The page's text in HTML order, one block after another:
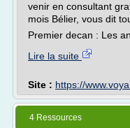
venir en consultant
mois Bélier, vous dit
Premier decan : Les
Lire la suite
Site : https://
4 Ressources